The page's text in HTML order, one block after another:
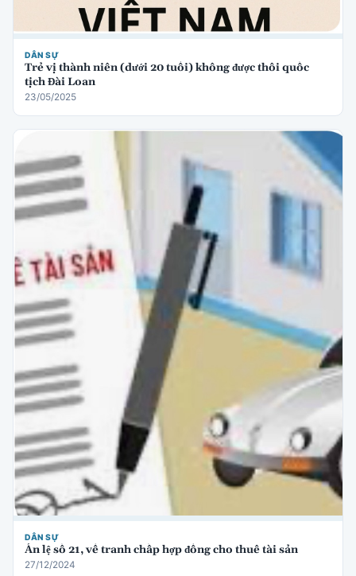
DÂN SỰ
Trẻ vị thành niên (dưới 20 tuổi) không được thôi quốc
tịch Đài Loan
23/05/2025
DÂN SỰ
Án lệ số 21, về tranh chấp hợp đồng cho thuê tài sản
27/12/2024